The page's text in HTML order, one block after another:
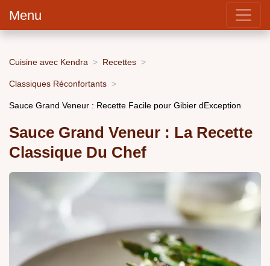
Menu
Cuisine avec Kendra Recettes
Classiques Réconfortants
Sauce Grand Veneur : Recette Facile pour Gibier dException
Sauce Grand Veneur : La Recette
Classique Du Chef